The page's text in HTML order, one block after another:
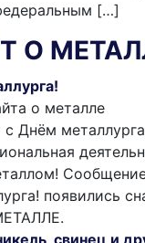
[…]
О
о металле
с Днём
появились